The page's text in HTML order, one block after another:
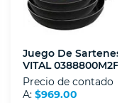
Juego De Sartenes
VITAL 0388800M2FR
24/26/30 Cm
Precio de contado
A: $969.00